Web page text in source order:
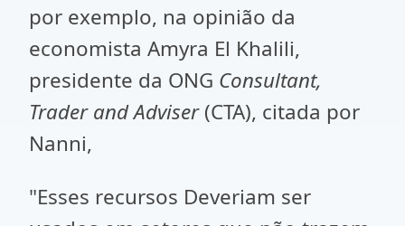
por exemplo, na opinião da
economista Amyra El Khalili,
presidente da ONG Consultant,
Trader and Adviser(CTA), citada por
Nanni,
"Esses recursos Deveriam ser